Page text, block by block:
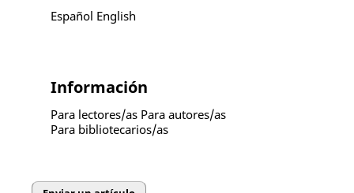
Español English
Información
Para lectores/as Para autores/as
Para bibliotecarios/as